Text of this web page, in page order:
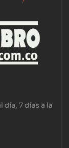
día, 7 días a la